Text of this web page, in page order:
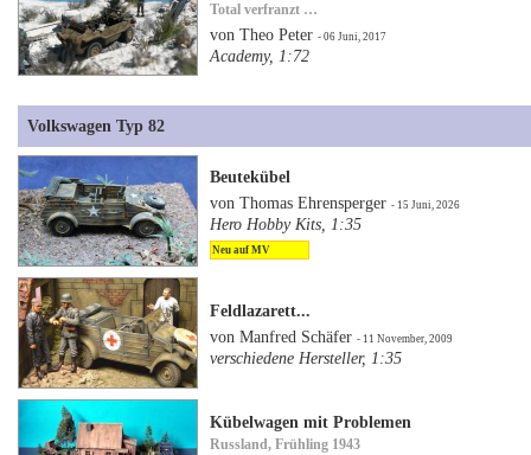
Total verfranzt …
von Theo Peter- 06 Juni, 2017
Academy, 1:72
Volkswagen Typ 82
Beutekübel
von Thomas Ehrensperger- 15 Juni, 2026
Hero Hobby Kits, 1:35
Neu auf MV
Feldlazarett...
von Manfred Schäfer- 11 November, 2009
verschiedene Hersteller, 1:35
Kübelwagen mit Problemen
Russland, Frühling 1943